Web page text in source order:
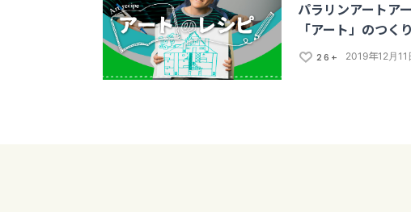
パラリンアートア
「アート」のつく
26+ 2019年12月11